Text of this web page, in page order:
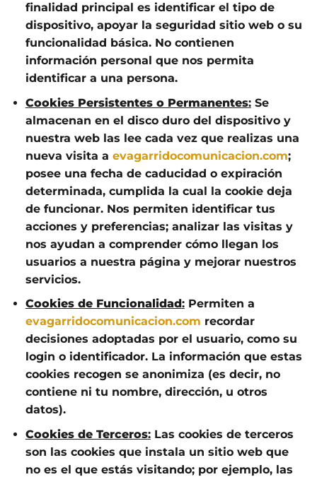
finalidad principal es identificar el tipo de
dispositivo, apoyar la seguridad sitio web o su
funcionalidad básica. No contienen
información personal que nos permita
identificar a una persona.
Cookies Persistentes o Permanentes:Se
almacenan en el disco duro del dispositivo y
nuestra web las lee cada vez que realizas una
nueva visita a evagarridocomunicacion.com;
posee una fecha de caducidad o expiración
determinada, cumplida la cual la cookie deja
de funcionar. Nos permiten identificar tus
acciones y preferencias; analizar las visitas y
nos ayudan a comprender cómo llegan los
usuarios a nuestra página y mejorar nuestros
servicios.
Cookies de Funcionalidad:Permiten a
evagarridocomunicacion.com recordar
decisiones adoptadas por el usuario, como su
login o identificador. La información que estas
cookies recogen se anonimiza (es decir, no
contiene ni tu nombre, dirección, u otros
datos).
Cookies de Terceros:Las cookies de terceros
son las cookies que instala un sitio web que
no es el que estás visitando; por ejemplo, las